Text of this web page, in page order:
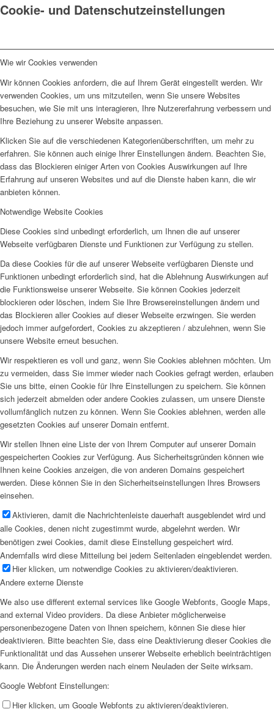
Cookie- und Datenschutzeinstellungen
Wie wir Cookies verwenden
Wir können Cookies anfordern, die auf Ihrem Gerät eingestellt werden. Wir
verwenden Cookies, um uns mitzuteilen, wenn Sie unsere Websites
besuchen, wie Sie mit uns interagieren, Ihre Nutzererfahrung verbessern und
Ihre Beziehung zu unserer Website anpassen.
Klicken Sie auf die verschiedenen Kategorienüberschriften, um mehr zu
erfahren. Sie können auch einige Ihrer Einstellungen ändern. Beachten Sie,
dass das Blockieren einiger Arten von Cookies Auswirkungen auf Ihre
Erfahrung auf unseren Websites und auf die Dienste haben kann, die wir
anbieten können.
Notwendige Website Cookies
Diese Cookies sind unbedingt erforderlich, um Ihnen die auf unserer
Webseite verfügbaren Dienste und Funktionen zur Verfügung zu stellen.
Da diese Cookies für die auf unserer Webseite verfügbaren Dienste und
Funktionen unbedingt erforderlich sind, hat die Ablehnung Auswirkungen auf
die Funktionsweise unserer Webseite. Sie können Cookies jederzeit
blockieren oder löschen, indem Sie Ihre Browsereinstellungen ändern und
das Blockieren aller Cookies auf dieser Webseite erzwingen. Sie werden
jedoch immer aufgefordert, Cookies zu akzeptieren / abzulehnen, wenn Sie
unsere Website erneut besuchen.
Wir respektieren es voll und ganz, wenn Sie Cookies ablehnen möchten. Um
zu vermeiden, dass Sie immer wieder nach Cookies gefragt werden, erlauben
Sie uns bitte, einen Cookie für Ihre Einstellungen zu speichern. Sie können
sich jederzeit abmelden oder andere Cookies zulassen, um unsere Dienste
vollumfänglich nutzen zu können. Wenn Sie Cookies ablehnen, werden alle
gesetzten Cookies auf unserer Domain entfernt.
Wir stellen Ihnen eine Liste der von Ihrem Computer auf unserer Domain
gespeicherten Cookies zur Verfügung. Aus Sicherheitsgründen können wie
Ihnen keine Cookies anzeigen, die von anderen Domains gespeichert
werden. Diese können Sie in den Sicherheitseinstellungen Ihres Browsers
einsehen.
Aktivieren, damit die Nachrichtenleiste dauerhaft ausgeblendet wird und
alle Cookies, denen nicht zugestimmt wurde, abgelehnt werden. Wir
benötigen zwei Cookies, damit diese Einstellung gespeichert wird.
Andernfalls wird diese Mitteilung bei jedem Seitenladen eingeblendet werden.
Hier klicken, um notwendige Cookies zu aktivieren/deaktivieren.
Andere externe Dienste
We also use different external services like Google Webfonts, Google Maps,
and external Video providers. Da diese Anbieter möglicherweise
personenbezogene Daten von Ihnen speichern, können Sie diese hier
deaktivieren. Bitte beachten Sie, dass eine Deaktivierung dieser Cookies die
Funktionalität und das Aussehen unserer Webseite erheblich beeinträchtigen
kann. Die Änderungen werden nach einem Neuladen der Seite wirksam.
Google Webfont Einstellungen:
Hier klicken, um Google Webfonts zu aktivieren/deaktivieren.